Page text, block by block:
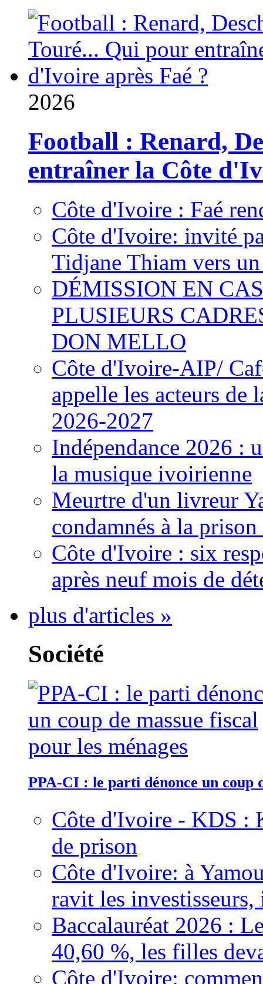
2026
Football : Renard,
entraîner la Côte
Côte d'Ivoire : Faé
Côte d'Ivoire: invité
Tidjane Thiam vers
DÉMISSION EN
PLUSIEURS
DON MELLO
Côte d'Ivoire-AIP/
appelle les acteurs de
2026-2027
Indépendance 2026 :
la musique ivoirienne
Meurtre d'un livreur
condamnés à la
Côte d'Ivoire : six
après neuf mois de
plus d'articles »
Société
PPA-CI : le parti dénonce un coup
Côte d'Ivoire - KDS :
de prison
Côte d'Ivoire: à
ravit les
Baccalauréat 2026 :
40,60 %, les filles
Côte d'Ivoire: